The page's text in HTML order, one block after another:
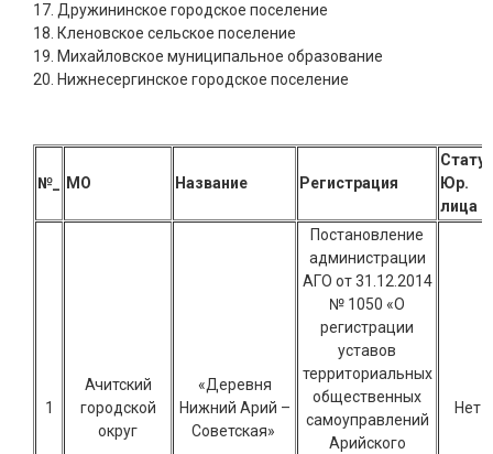
17. Дружининское городское поселение
18. Кленовское сельское поселение
19. Михайловское муниципальное образование
20. Нижнесергинское городское поселение
№_ МО Название Регистрация
Статус
Юр.
лица
1
Ачитский
городской
округ
«Деревня
Нижний Арий –
Советская»
Постановление
администрации
АГО от 31.12.2014
№ 1050 «О
регистрации
уставов
территориальных
общественных
самоуправлений
Арийского
Нет